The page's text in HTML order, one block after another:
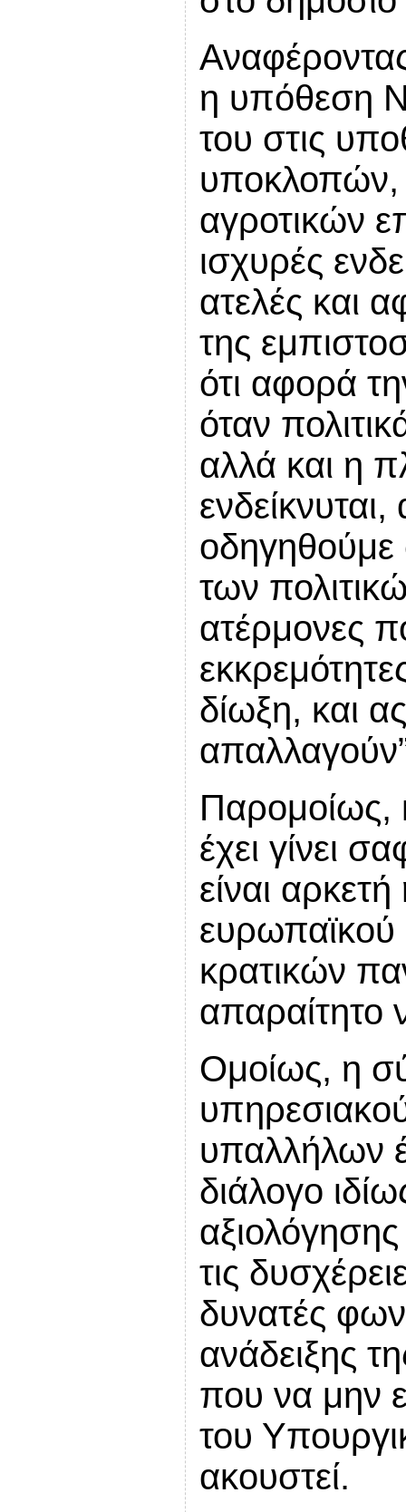
η υπόθεση
του στις
υποκλοπών,
αγροτικών
ισχυρές
ατελές και
της
ότι αφορά
όταν
αλλά και η
οδηγηθούμε
των
ατέρμονες
δίωξη, και
Παρομοίως,
έχει γίνει
είναι
ευρωπαϊκού
κρατικών
απαραίτητο
Ομοίως, η
υπαλλήλων
διάλογο
αξιολόγησης
τις
δυνατές
ανάδειξης
που να μην
του
ακουστεί.